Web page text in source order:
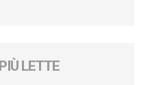
LETTE